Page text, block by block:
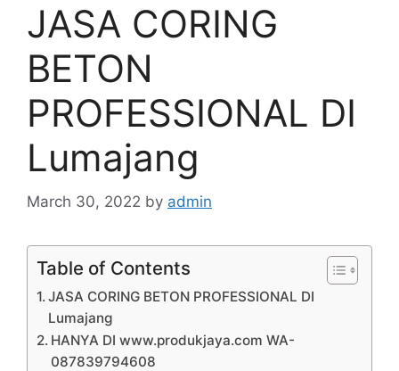
JASA CORING
BETON
PROFESSIONAL DI
Lumajang
March 30, 2022 by admin
Table of Contents
JASA CORING BETON PROFESSIONAL DI
Lumajang
HANYA DI www.produkjaya.com WA-
087839794608